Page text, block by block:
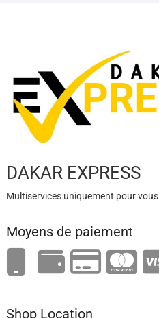
DAKAR EXPRESS
Multiservices uniquement pour vous
Moyens de paiement
Shop Location